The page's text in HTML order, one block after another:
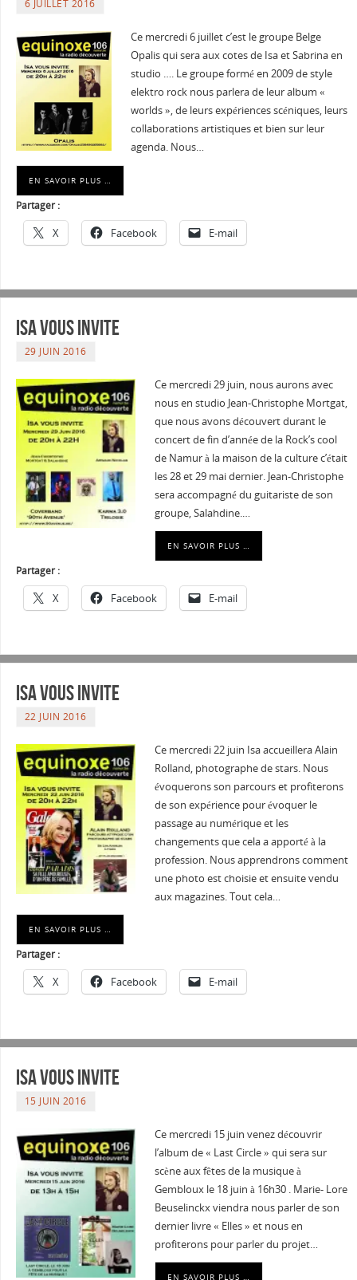
6 JUILLET 2016
Ce mercredi 6 juillet c’est le groupe Belge
Opalis qui sera aux cotes de Isa et Sabrina en
studio …. Le groupe formé en 2009 de style
elektro rock nous parlera de leur album «
worlds », de leurs expériences scéniques, leurs
collaborations artistiques et bien sur leur
agenda. Nous…
EN SAVOIR PLUS …
Partager :
X Facebook E-mail
Isa vous invite
29 JUIN 2016
Ce mercredi 29 juin, nous aurons avec
nous en studio Jean-Christophe Mortgat,
que nous avons découvert durant le
concert de fin d’année de la Rock’s cool
de Namur à la maison de la culture c’était
les 28 et 29 mai dernier. Jean-Christophe
sera accompagné du guitariste de son
groupe, Salahdine.…
EN SAVOIR PLUS …
Partager :
X Facebook E-mail
Isa vous invite
22 JUIN 2016
Ce mercredi 22 juin Isa accueillera Alain
Rolland, photographe de stars. Nous
évoquerons son parcours et profiterons
de son expérience pour évoquer le
passage au numérique et les
changements que cela a apporté à la
profession. Nous apprendrons comment
une photo est choisie et ensuite vendu
aux magazines. Tout cela…
EN SAVOIR PLUS …
Partager :
X Facebook E-mail
Isa vous invite
15 JUIN 2016
Ce mercredi 15 juin venez découvrir
l’album de « Last Circle » qui sera sur
scène aux fêtes de la musique à
Gembloux le 18 juin à 16h30 . Marie- Lore
Beuselinckx viendra nous parler de son
dernier livre « Elles » et nous en
profiterons pour parler du projet…
EN SAVOIR PLUS …